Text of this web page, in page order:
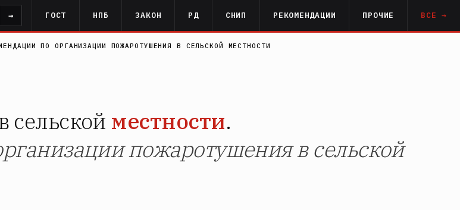
→ ГОСТ НПБ ЗАКОН РД СНИП РЕКОМЕНДАЦИИ ПРОЧИЕ ВСЕ →
ПО ОРГАНИЗАЦИИ ПОЖАРОТУШЕНИЯ В СЕЛЬСКОЙ МЕСТНОСТИ
сельской местности.
пожаротушения в сельской